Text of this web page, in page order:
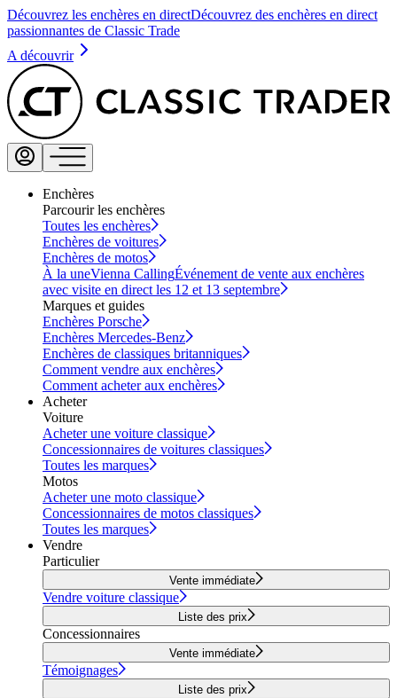
Découvrez les enchères en directDécouvrez des enchères en direct
passionnantes de Classic Trade
A découvrir
Enchères
Parcourir les enchères
Toutes les enchères
Enchères de voitures
Enchères de motos
À la uneVienna CallingÉvénement de vente aux enchères
avec visite en direct les 12 et 13 septembre
Marques et guides
Enchères Porsche
Enchères Mercedes-Benz
Enchères de classiques britanniques
Comment vendre aux enchères
Comment acheter aux enchères
Acheter
Voiture
Acheter une voiture classique
Concessionnaires de voitures classiques
Toutes les marques
Motos
Acheter une moto classique
Concessionnaires de motos classiques
Toutes les marques
Vendre
Particulier
Vente immédiate
Vendre voiture classique
Liste des prix
Concessionnaires
Vente immédiate
Témoignages
Liste des prix